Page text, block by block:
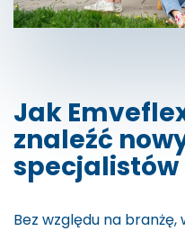
Jak
znaleźć
specjalistów
Bez względu na